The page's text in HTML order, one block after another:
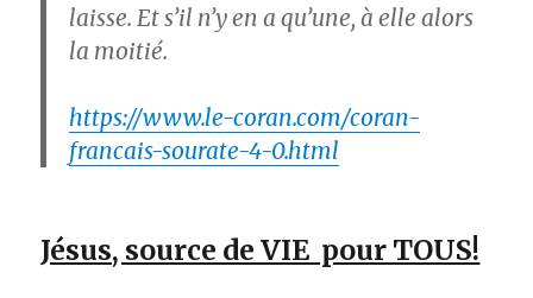
laisse. Et s’il n’y en a qu’une, à elle alors
la moitié.
https://www.le-coran.com/coran-
francais-sourate-4-0.html
Jésus, source de VIE pour TOUS!